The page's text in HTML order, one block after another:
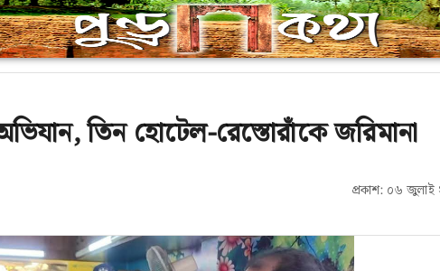
তিন হোটেল-রেস্তোরাঁকে জরিমানা
প্রকাশ: ০৬